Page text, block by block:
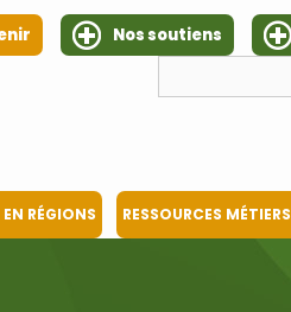
Nos soutiens
EN RÉGIONS RESSOURCES MÉTIERS